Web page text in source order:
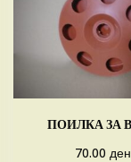
ПОИЛКА ЗА
70.00 ден